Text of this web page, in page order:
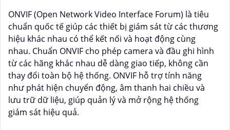
sắc nét và màu sắc rõ ràng. Với giá cả phải chăng, sản
phẩm này mang đến cho bạn trải nghiệm chất lượng
hình ảnh tuyệt vời mà không cần phải bỏ ra số tiền
lớn. Được tích hợp công nghệ trí tuệ nhân tạo (AI),
camera này giúp nhận diện chính xác các chi tiết trong
hình ảnh mà không cần ánh sáng hồng ngoại, giúp tiết
kiệm năng lượng và có độ nhạy cao. Hãy trải nghiệm
ngay để tận hưởng sự tiện lợi và an toàn.
ONVIF (Open Network Video Interface Forum) là tiêu
chuẩn quốc tế giúp các thiết bị giám sát từ các thương
hiệu khác nhau có thể kết nối và hoạt động cùng
nhau. Chuẩn ONVIF cho phép camera và đầu ghi hình
từ các hãng khác nhau dễ dàng giao tiếp, không cần
thay đổi toàn bộ hệ thống. ONVIF hỗ trợ tính năng
như phát hiện chuyển động, âm thanh hai chiều và
lưu trữ dữ liệu, giúp quản lý và mở rộng hệ thống
giám sát hiệu quả.